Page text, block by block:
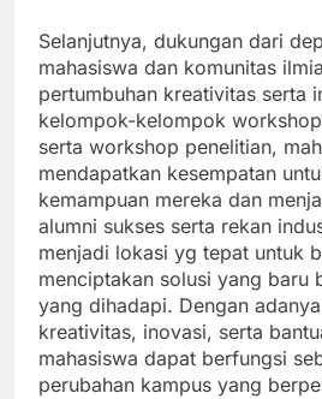
Selanjutnya, dukungan dari
mahasiswa dan komunitas
pertumbuhan kreativitas serta
kelompok-kelompok
serta workshop penelitian,
mendapatkan kesempatan
kemampuan mereka dan
alumni sukses serta rekan
menjadi lokasi yg tepat untuk
menciptakan solusi yang baru
yang dihadapi. Dengan
kreativitas, inovasi, serta
mahasiswa dapat berfungsi
perubahan kampus yang